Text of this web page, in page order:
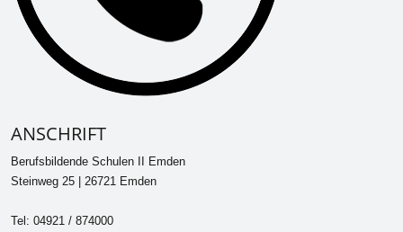
ANSCHRIFT
Berufsbildende Schulen II Emden
Steinweg 25 | 26721 Emden
Tel: 04921 / 874000